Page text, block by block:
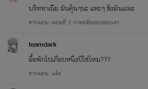
บริททาเนีย มันคุ้นๆนะ แหะๆ ชั่งมันเถอะ
จากตอน: ตอนที่ 2 การหมั่นของสองเรา
teamdark
อื้อพักไปเกือบหนึ่งปีใช่ไหม???
จากตอน: แจ้ง